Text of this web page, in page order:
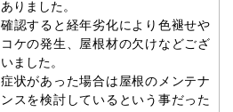
ので状況をご説明しカバー工法にて
ご契約しました。
部分補修ではなく全面的なメンテナ
ンスをすることで、長期の安心と保
証もご提示することができました。
仕上がりにご満足いただく事が出来